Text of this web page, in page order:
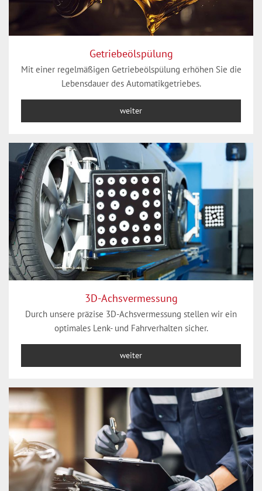
Getriebeölspülung
Mit einer regelmäßigen Getriebeölspülung erhöhen Sie die
Lebensdauer des Automatikgetriebes.
weiter
3D-Achsvermessung
Durch unsere präzise 3D-Achsvermessung stellen wir ein
optimales Lenk- und Fahrverhalten sicher.
weiter